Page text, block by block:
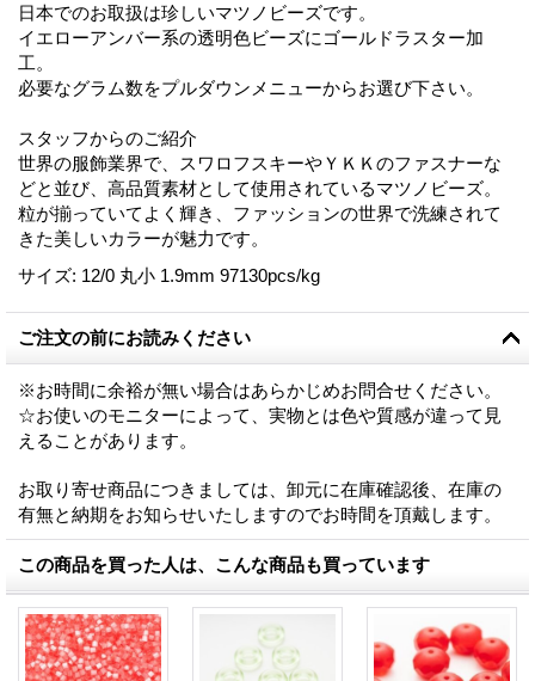
日本でのお取扱は珍しいマツノビーズです。
イエローアンバー系の透明色ビーズにゴールドラスター加
工。
必要なグラム数をプルダウンメニューからお選び下さい。
スタッフからのご紹介
世界の服飾業界で、スワロフスキーやＹＫＫのファスナーな
どと並び、高品質素材として使用されているマツノビーズ。
粒が揃っていてよく輝き、ファッションの世界で洗練されて
きた美しいカラーが魅力です。
サイズ: 12/0 丸小 1.9mm 97130pcs/kg
ご注文の前にお読みください
※お時間に余裕が無い場合はあらかじめお問合せください。
☆お使いのモニターによって、実物とは色や質感が違って見
えることがあります。
お取り寄せ商品につきましては、卸元に在庫確認後、在庫の
有無と納期をお知らせいたしますのでお時間を頂戴します。
この商品を買った人は、こんな商品も買っています